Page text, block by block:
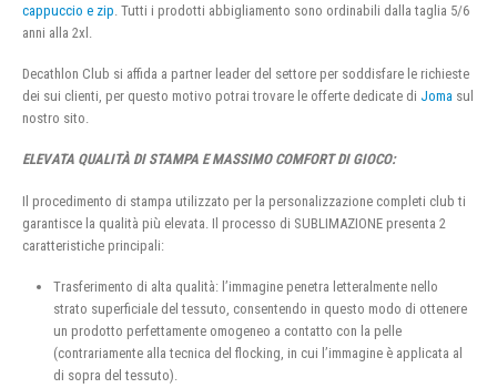
cappuccio e zip . Tutti i prodotti abbigliamento sono ordinabili dalla taglia 5/6
anni alla 2xl.
Decathlon Club si affida a partner leader del settore per soddisfare le richieste
dei sui clienti, per questo motivo potrai trovare le offerte dedicate di Joma sul
nostro sito.
ELEVATA QUALITÀ DI STAMPA E MASSIMO COMFORT DI GIOCO:
Il procedimento di stampa utilizzato per la personalizzazione completi club ti
garantisce la qualità più elevata. Il processo di SUBLIMAZIONE presenta 2
caratteristiche principali:
Trasferimento di alta qualità: l’immagine penetra letteralmente nello
strato superficiale del tessuto, consentendo in questo modo di ottenere
un prodotto perfettamente omogeneo a contatto con la pelle
(contrariamente alla tecnica del flocking, in cui l’immagine è applicata al
di sopra del tessuto).